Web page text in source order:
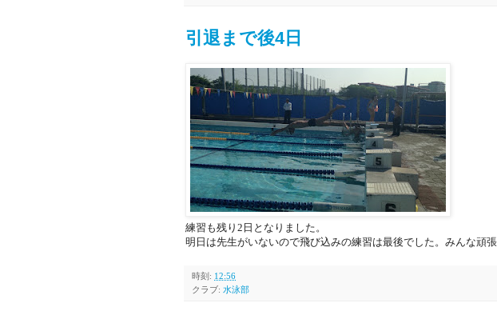
引退まで後4日
練習も残り2日となりました。
明日は先生がいないので飛び込みの練習は最後でした。みんな頑
時刻: 12:56
クラブ: 水泳部